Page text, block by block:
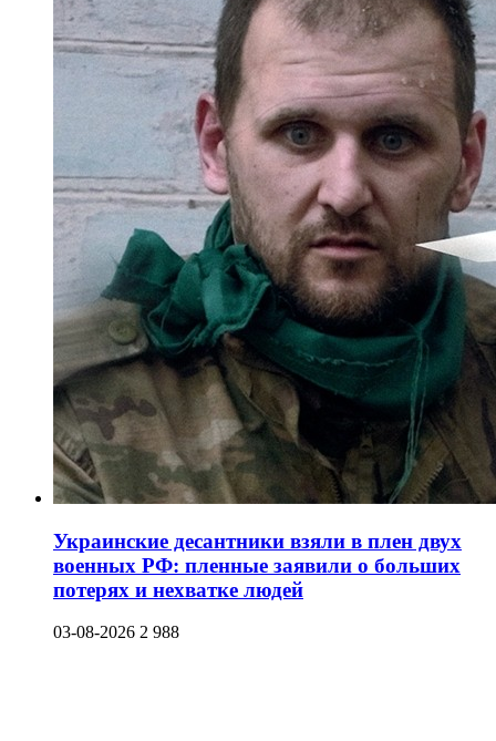
Украинские десантники взяли в плен двух
военных РФ: пленные заявили о больших
потерях и нехватке людей
03-08-2026 2 988